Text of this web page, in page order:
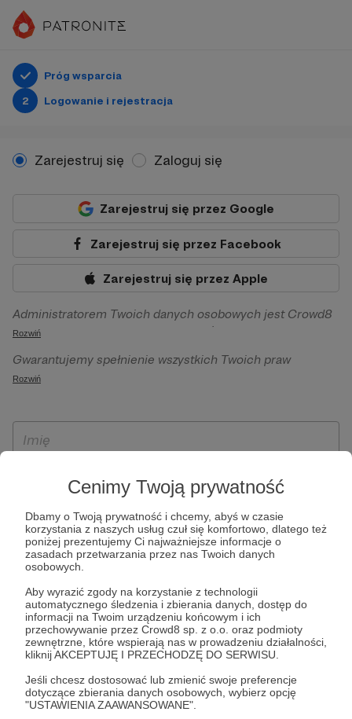
Cenimy Twoją prywatność
Dbamy o Twoją prywatność i chcemy, abyś w czasie
korzystania z naszych usług czuł się komfortowo, dlatego też
poniżej prezentujemy Ci najważniejsze informacje o
zasadach przetwarzania przez nas Twoich danych
osobowych.
Aby wyrazić zgody na korzystanie z technologii
automatycznego śledzenia i zbierania danych, dostęp do
informacji na Twoim urządzeniu końcowym i ich
przechowywanie przez Crowd8 sp. z o.o. oraz podmioty
zewnętrzne, które wspierają nas w prowadzeniu działalności,
kliknij AKCEPTUJĘ I PRZECHODZĘ DO SERWISU.
Jeśli chcesz dostosować lub zmienić swoje preferencje
dotyczące zbierania danych osobowych, wybierz opcję
"USTAWIENIA ZAAWANSOWANE".
Próg wsparcia
2
Logowanie i rejestracja
Zarejestruj się Zaloguj się
Zarejestruj się przez Google
Zarejestruj się przez Facebook
Zarejestruj się przez Apple
Administratorem Twoich danych osobowych jest Crowd8
sp. z o.o. z siedziba w Warszawie, ul. Żwirki i Wigury 16, 02-
092 Warszawa. Twoje dane osobowe będą przetwarzane w
szczególności w celu wykonania umowy zawartej z Tobą, w
Patronite.pl, w tym możliwości dokonywania oraz
otrzymywania wsparcia na naszej platformie oraz
Rozwiń
Gwarantujemy spełnienie wszystkich Twoich praw
wynikających z ogólnego rozporządzenia o ochronie
ich przenoszenia, niepodlegania zautomatyzowanemu
podejmowaniu decyzji, w tym profilowaniu, a także prawo
osobowych. Rejestracja dla osób niepełnoletnich możliwa
jest po przekazaniu podpisanego formularza "Zgodna na
założenie konta przez osobę niepełnoletnią", formularz
dostępny jest na stronie regulaminu Patronite.pl.
Rozwiń
* Zapoznałem się i akceptujęRegulaminserwisu oraz
Prywatności